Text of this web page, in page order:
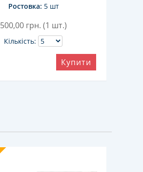
Ростовка: 5 шт
500,00 грн. (1 шт.)
Кількість:
Купити